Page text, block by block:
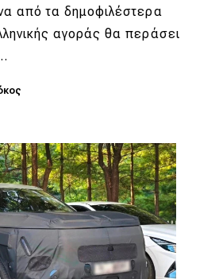
από τα δημοφιλέστερα
αγοράς θα περάσει